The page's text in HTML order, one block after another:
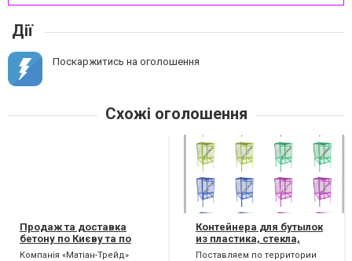
Дії
Поскаржитись на оголошення
Схожі оголошення
Продаж та доставка
бетону по Києву та по
Україні.
Компанія «Матіан-Трейд»
Контейнера для бутылок
из пластика, стекла,
полимерных отходов,
Поставляем по территории